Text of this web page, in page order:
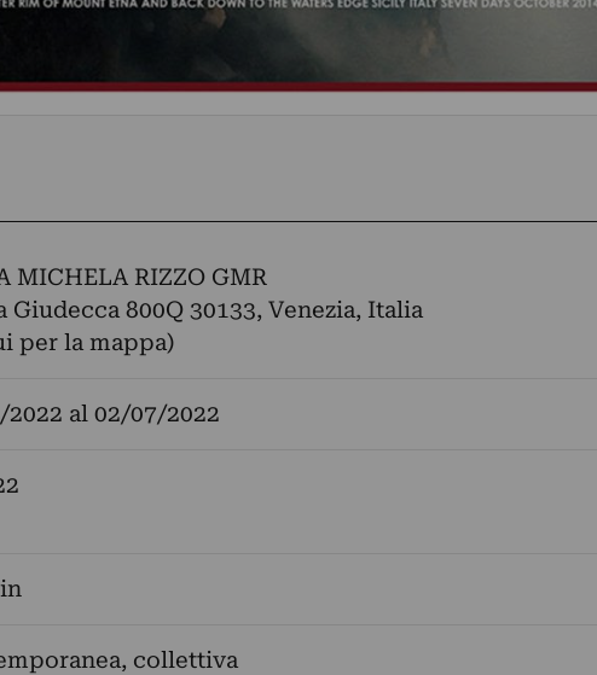
MICHELA RIZZO GMR
Giudecca 800Q 30133, Venezia, Italia
per la mappa)
2022 al 02/07/2022
collettiva